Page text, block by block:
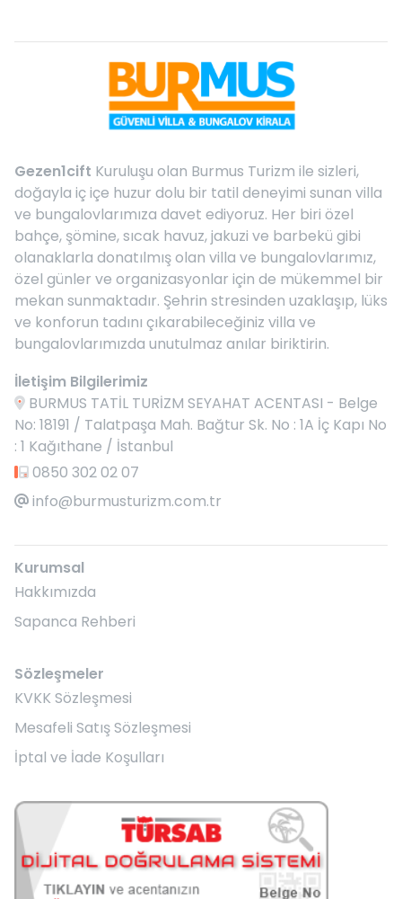
Gezen1cift Kuruluşu olan Burmus Turizm ile sizleri,
doğayla iç içe huzur dolu bir tatil deneyimi sunan villa
ve bungalovlarımıza davet ediyoruz. Her biri özel
bahçe, şömine, sıcak havuz, jakuzi ve barbekü gibi
olanaklarla donatılmış olan villa ve bungalovlarımız,
özel günler ve organizasyonlar için de mükemmel bir
mekan sunmaktadır. Şehrin stresinden uzaklaşıp, lüks
ve konforun tadını çıkarabileceğiniz villa ve
bungalovlarımızda unutulmaz anılar biriktirin.
İletişim Bilgilerimiz
BURMUS TATİL TURİZM SEYAHAT ACENTASI - Belge
No: 18191 / Talatpaşa Mah. Bağtur Sk. No : 1A İç Kapı No
: 1 Kağıthane / İstanbul
0850 302 02 07
info@burmusturizm.com.tr
Kurumsal
Hakkımızda
Sapanca Rehberi
Sözleşmeler
KVKK Sözleşmesi
Mesafeli Satış Sözleşmesi
İptal ve İade Koşulları